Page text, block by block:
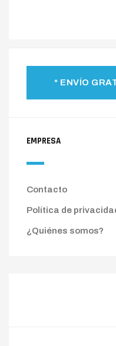
* ENVÍO
EMPRESA
Contacto
Política de
¿Quiénes somos?